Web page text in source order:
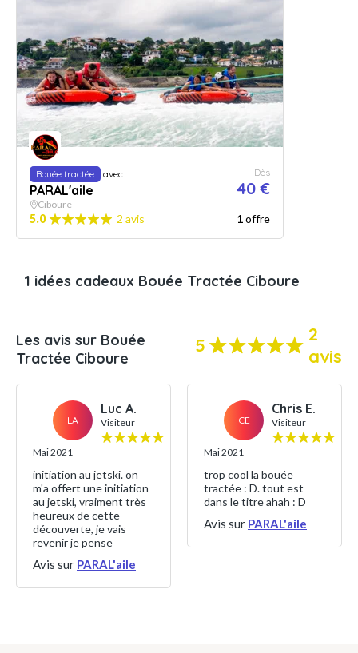
Bouée tractée avec
PARAL'aile
Dès
40 €
Ciboure
5.0 2 avis 1offre
1 idées cadeaux Bouée Tractée Ciboure
Les avis sur Bouée
Tractée Ciboure
5
2
avis
LA
Luc A.
Visiteur
Mai 2021
initiation au jetski. on
m'a offert une initiation
au jetski, vraiment très
heureux de cette
découverte, je vais
revenir je pense
Avis sur PARAL'aile
CE
Chris E.
Visiteur
Mai 2021
trop cool la bouée
tractée : D. tout est
dans le titre ahah : D
Avis sur PARAL'aile